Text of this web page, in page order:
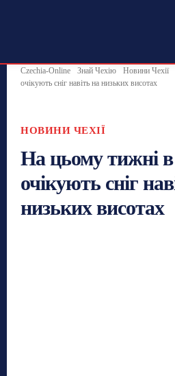
Czechia-Online Знай Чехію Новини Чехії
очікують сніг навіть на низьких висотах
НОВИНИ ЧЕХІЇ
На цьому тижні в
очікують сніг
низьких висотах